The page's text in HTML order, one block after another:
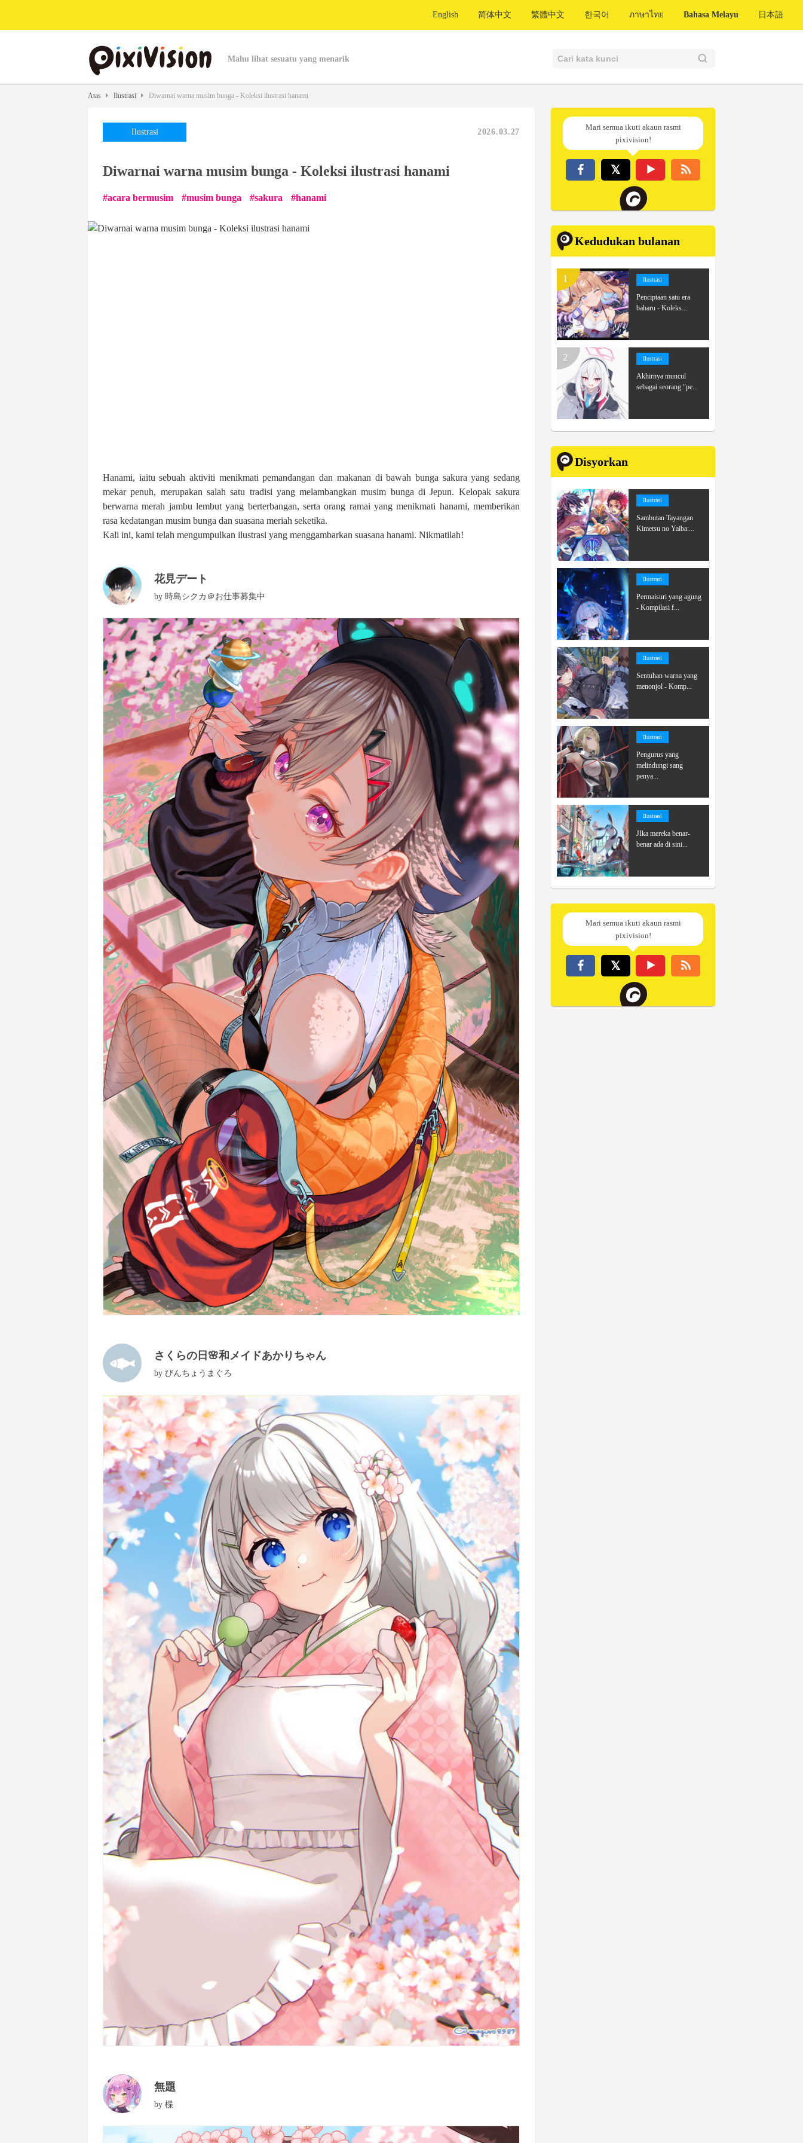
English 简体中文 繁體中文 한국어 ภาษาไทย Bahasa Melayu 日本語
Mahu lihat sesuatu yang menarik
Atas Ilustrasi Diwarnai warna musim bunga - Koleksi ilustrasi hanami
Ilustrasi 2026.03.27
Diwarnai warna musim bunga - Koleksi ilustrasi hanami
acara bermusim musim bunga sakura hanami
Hanami, iaitu sebuah aktiviti menikmati pemandangan dan makanan di bawah bunga sakura yang sedang
mekar penuh, merupakan salah satu tradisi yang melambangkan musim bunga di Jepun. Kelopak sakura
berwarna merah jambu lembut yang berterbangan, serta orang ramai yang menikmati hanami, memberikan
rasa kedatangan musim bunga dan suasana meriah seketika.
Kali ini, kami telah mengumpulkan ilustrasi yang menggambarkan suasana hanami. Nikmatilah!
花見デート
by 時島シクカ＠お仕事募集中
さくらの日🌸和メイドあかりちゃん
by びんちょうまぐろ
無題
by 楪
Mari semua ikuti akaun rasmi
pixivision!
Kedudukan bulanan
Ilustrasi
Penciptaan satu era
baharu - Koleks...
Ilustrasi
Akhirnya muncul
sebagai seorang "pe...
Disyorkan
Ilustrasi
Sambutan Tayangan
Kimetsu no Yaiba:...
Ilustrasi
Permaisuri yang agung
- Kompilasi f...
Ilustrasi
Sentuhan warna yang
menonjol - Komp...
Ilustrasi
Pengurus yang
melindungi sang
penya...
Ilustrasi
JIka mereka benar-
benar ada di sini...
Mari semua ikuti akaun rasmi
pixivision!